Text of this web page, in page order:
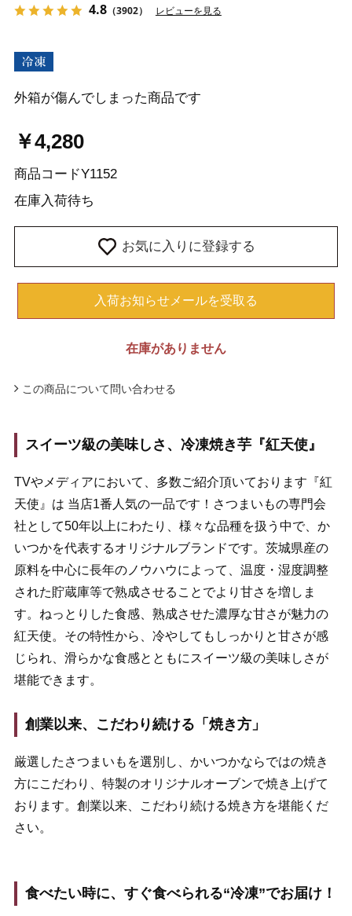
4.8（3902） レビューを見る
外箱が傷んでしまった商品です
￥4,280
商品コードY1152
在庫入荷待ち
お気に入りに登録する
入荷お知らせメールを受取る
在庫がありません
この商品について問い合わせる
スイーツ級の美味しさ、冷凍焼き芋『紅天使』
TVやメディアにおいて、多数ご紹介頂いております『紅
天使』は 当店1番人気の一品です！さつまいもの専門会
社として50年以上にわたり、様々な品種を扱う中で、か
いつかを代表するオリジナルブランドです。茨城県産の
原料を中心に長年のノウハウによって、温度・湿度調整
された貯蔵庫等で熟成させることでより甘さを増しま
す。ねっとりした食感、熟成させた濃厚な甘さが魅力の
紅天使。その特性から、冷やしてもしっかりと甘さが感
じられ、滑らかな食感とともにスイーツ級の美味しさが
堪能できます。
創業以来、こだわり続ける「焼き方」
厳選したさつまいもを選別し、かいつかならではの焼き
方にこだわり、特製のオリジナルオーブンで焼き上げて
おります。創業以来、こだわり続ける焼き方を堪能くだ
さい。
食べたい時に、すぐ食べられる“冷凍”でお届け！